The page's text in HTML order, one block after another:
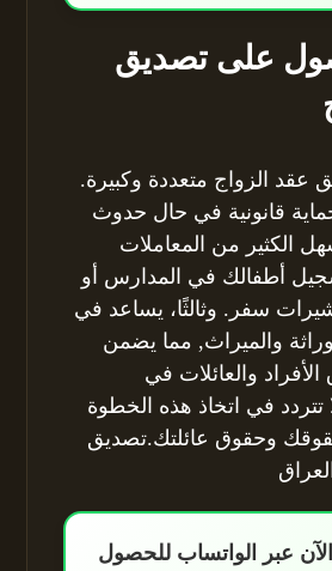
على تصديق
عقد الزواج متعددة وكبيرة.
قانونية في حال حدوث
الكثير من المعاملات
أطفالك في المدارس أو
سفر. وثالثًا، يساعد في
والميراث, مما يضمن
والعائلات في
تتردد في اتخاذ هذه الخطوة
وحقوق عائلتك.تصديق
عبر الواتساب للحصول